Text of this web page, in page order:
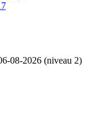
08-2026 (niveau 2)